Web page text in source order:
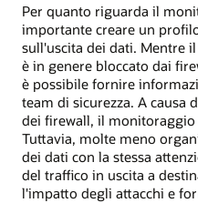
Per quanto riguarda il
importante creare un
sull'uscita dei dati. Mentre
è in genere bloccato dai
è possibile fornire
team di sicurezza. A causa
dei firewall, il
Tuttavia, molte meno
dei dati con la stessa
del traffico in uscita a
l'impatto degli attacchi e